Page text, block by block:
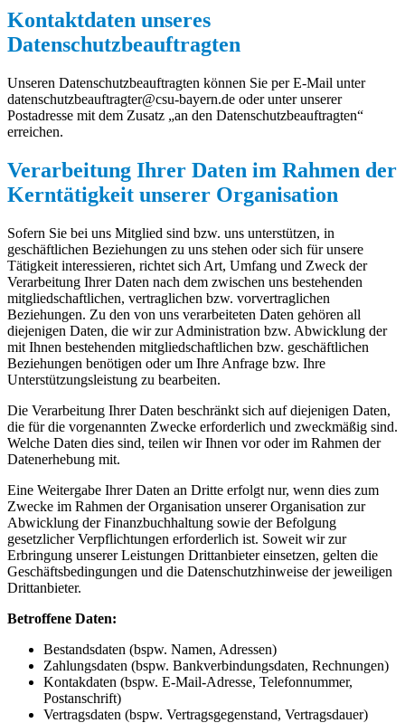
Kontaktdaten unseres
Datenschutzbeauftragten
Unseren Datenschutzbeauftragten können Sie per E-Mail unter
datenschutzbeauftragter@csu-bayern.de oder unter unserer
Postadresse mit dem Zusatz „an den Datenschutzbeauftragten“
erreichen.
Verarbeitung Ihrer Daten im Rahmen der
Kerntätigkeit unserer Organisation
Sofern Sie bei uns Mitglied sind bzw. uns unterstützen, in
geschäftlichen Beziehungen zu uns stehen oder sich für unsere
Tätigkeit interessieren, richtet sich Art, Umfang und Zweck der
Verarbeitung Ihrer Daten nach dem zwischen uns bestehenden
mitgliedschaftlichen, vertraglichen bzw. vorvertraglichen
Beziehungen. Zu den von uns verarbeiteten Daten gehören all
diejenigen Daten, die wir zur Administration bzw. Abwicklung der
mit Ihnen bestehenden mitgliedschaftlichen bzw. geschäftlichen
Beziehungen benötigen oder um Ihre Anfrage bzw. Ihre
Unterstützungsleistung zu bearbeiten.
Die Verarbeitung Ihrer Daten beschränkt sich auf diejenigen Daten,
die für die vorgenannten Zwecke erforderlich und zweckmäßig sind.
Welche Daten dies sind, teilen wir Ihnen vor oder im Rahmen der
Datenerhebung mit.
Eine Weitergabe Ihrer Daten an Dritte erfolgt nur, wenn dies zum
Zwecke im Rahmen der Organisation unserer Organisation zur
Abwicklung der Finanzbuchhaltung sowie der Befolgung
gesetzlicher Verpflichtungen erforderlich ist. Soweit wir zur
Erbringung unserer Leistungen Drittanbieter einsetzen, gelten die
Geschäftsbedingungen und die Datenschutzhinweise der jeweiligen
Drittanbieter.
Betroffene Daten:
Bestandsdaten (bspw. Namen, Adressen)
Zahlungsdaten (bspw. Bankverbindungsdaten, Rechnungen)
Kontakdaten (bspw. E-Mail-Adresse, Telefonnummer,
Postanschrift)
Vertragsdaten (bspw. Vertragsgegenstand, Vertragsdauer)